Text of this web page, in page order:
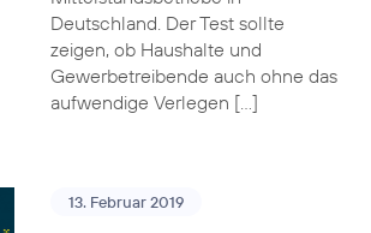
Deutschland. Der Test sollte
zeigen, ob Haushalte und
Gewerbetreibende auch ohne das
aufwendige Verlegen […]
13. Februar 2019